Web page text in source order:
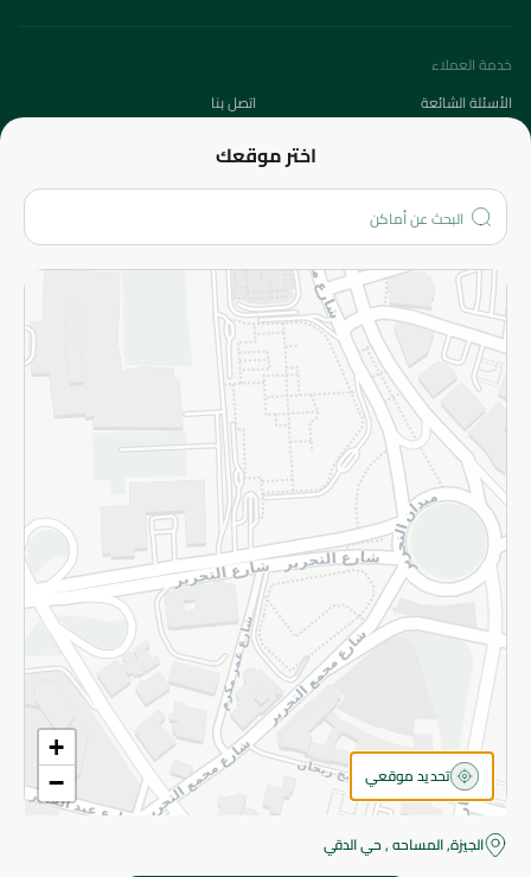
اختر موقعك
+
−
تحديد موقعي
الجيزة, المساحه , حي الدقي
خدمة العملاء
الأسئلة الشائعة
اتصل بنا
من نحن؟
الفروع
المزيد
الاسترجاع
سياسة الاستخدام
سياسة الخصوصية
قم بالتسجيل للنشرة
©2026 - Spinneys | جميع الحقوق محفوظة